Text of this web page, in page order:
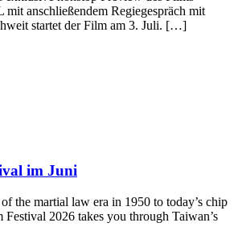
anschließendem Regiegespräch mit
startet der Film am 3. Juli. […]
im Juni
the martial law era in 1950 to today’s chip
2026 takes you through Taiwan’s